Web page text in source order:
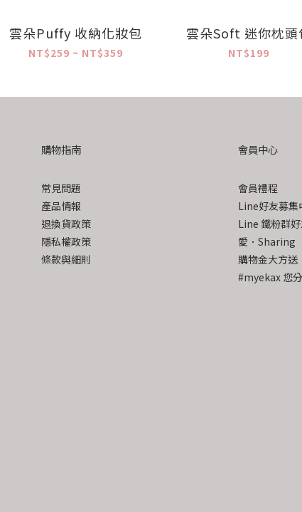
雲朵Puffy 收納化妝包
NT$259 ~ NT$359
雲朵Soft 迷你枕頭
NT$199
購物指南
常見問題
產品情報
退換貨政策
隱私權政策
條款與細則
會員中心
會員禮程
Line好友募集
Line 鐵粉群
愛．Sharing
購物金大方送
#myekax 您